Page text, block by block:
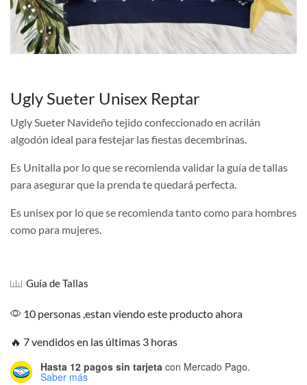
Ugly Sueter Unisex Reptar
Ugly Sueter Navideño tejido confeccionado en acrilán
algodón ideal para festejar las fiestas decembrinas.
Es Unitalla por lo que se recomienda validar la guía de tallas
para asegurar que la prenda te quedará perfecta.
Es unisex por lo que se recomienda tanto como para hombres
como para mujeres.
Guía de Tallas
10 personas ,estan viendo este producto ahora
🔥 7 vendidos en las últimas 3 horas
Hasta 12 pagos sin tarjeta con Mercado Pago.
Saber más